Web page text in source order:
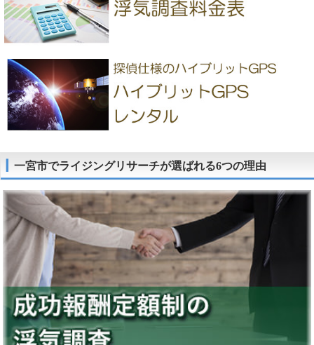
一宮市でライジングリサーチが選ばれる6つの理由